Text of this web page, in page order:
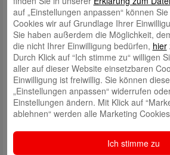
Gewohnter Leistungsumfang wie bisher:
der neuen Sparkassen-Card mit V-PAY
bargeldlos bezahlen und Geld abheben.
Million Akzeptanzstellen und mehr als
Geldautomaten deutschlandweit zur
werden direkt vom Girokonto abgebucht;
Ausgaben sofort im Blick. Auch im
Karte weiterhin zum Bezahlen und
Gleicher Preis: Die Befürchtung einiger
Sparkassen-Card könnte teurer werden,
vorher Maestro stand wird dann V-PAY
auf „Einstellungen anpassen“ können
Cookies wir auf Grundlage Ihrer
Sie haben außerdem die Möglichkeit,
die nicht Ihrer Einwilligung bedürfen, hier
Durch Klick auf “Ich stimme zu“ willigen
aller auf dieser Website einsetzbaren
Einwilligung ist freiwillig. Sie können
„Einstellungen anpassen“ widerrufen
Einstellungen ändern. Mit Klick auf
ablehnen“ werden alle Marketing
Ich stimme zu